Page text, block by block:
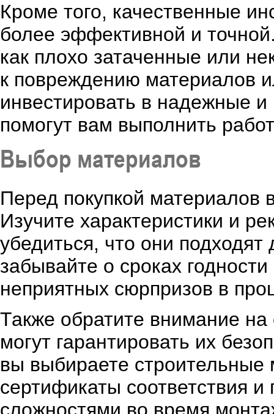
Кроме того, качественные
более эффективной и
как плохо затаченные или
к повреждению материалов
инвестировать в надежные
помогут вам выполнить
Выбор материалов
Перед покупкой материалов
Изучите характеристики и
убедиться, что они
забывайте о сроках
неприятных сюрпризов в
Также обратите внимание
могут гарантировать их
вы выбираете
сертификаты соответствия и